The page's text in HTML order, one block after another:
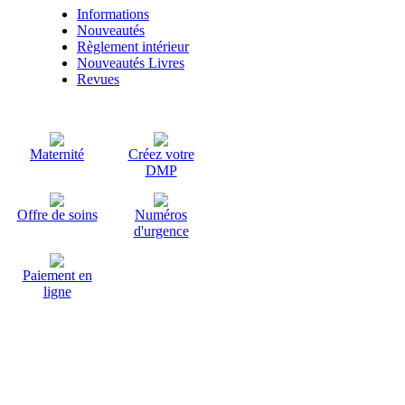
Informations
Nouveautés
Règlement intérieur
Nouveautés Livres
Revues
Maternité
Créez votre
DMP
Offre de soins
Numéros
d'urgence
Paiement en
ligne